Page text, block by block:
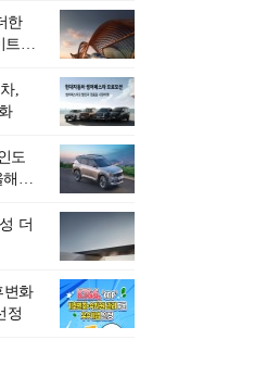
기는 지옥이 아니라
장의 공간인 ‘은퇴연
이라는 것이다.
통스럽지만 끝이 있
를 통해 천국으로 나
는 희망의 장소라고
긴 김 전 회장이 후배
전하는 삶의 조언을
노트다.『물처럼 흐
으로 서다』는 단순
을 넘어, 실패를 두려
는 용기와 자신에 대
어떻게 삶을 풍요롭
지를 보여주는 지혜
평가된다.김용환 전
생의 목표가 크더라
하지 말고 작은 것부
나 성취해 나가
한다. 뼈아픈 실패
의 뼈대가 된다는 긍
한
’
,
도
해의
더
변화
정